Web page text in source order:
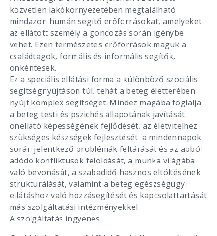
közvetlen lakókörnyezetében megtalálható
mindazon humán segítő erőforrásokat, amelyeket
az ellátott személy a gondozás során igénybe
vehet. Ezen természetes erőforrások maguk a
családtagok, formális és informális segítők,
önkéntesek.
Ez a speciális ellátási forma a különböző szociális
segítségnyújtáson túl, tehát a beteg életterében
nyújt komplex segítséget. Mindez magába foglalja
a beteg testi és pszichés állapotának javítását,
önellátó képességének fejlődését, az életvitelhez
szükséges készségek fejlesztését, a mindennapok
során jelentkező problémák feltárását és az abból
adódó konfliktusok feloldását, a munka világába
való bevonását, a szabadidő hasznos eltöltésének
strukturálását, valamint a beteg egészségügyi
ellátáshoz való hozzásegítését és kapcsolattartását
más szolgáltatási intézményekkel.
A szolgáltatás ingyenes.